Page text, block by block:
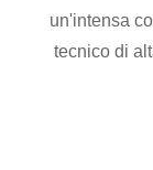
un'intensa
tecnico di